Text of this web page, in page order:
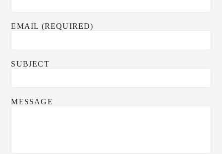
EMAIL (REQUIRED)
SUBJECT
MESSAGE